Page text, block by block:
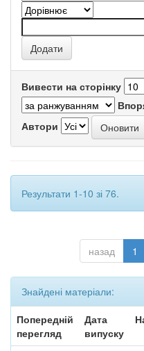
Вивести на сторінку
Автори
Результати 1-10 зі 76.
назад 1
Знайдені матеріали:
Попередній
перегляд
Дата
випуску